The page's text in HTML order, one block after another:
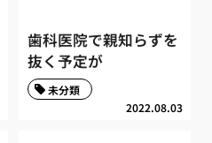
歯科医院で親知らずを
抜く予定が
2022.08.03
未分類